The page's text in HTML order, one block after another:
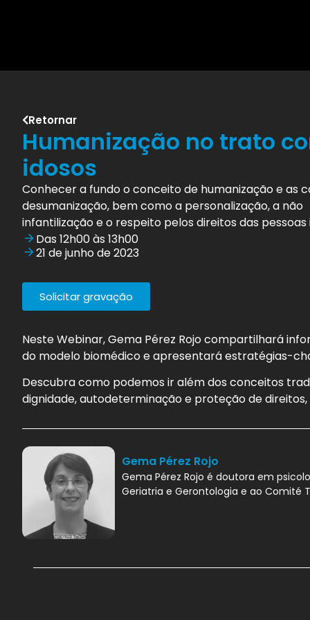
Retornar
Humanização no trato
idosos
Conhecer a fundo o conceito de humanização e as
desumanização, bem como a personalização, a não
infantilização e o respeito pelos direitos das pessoas
Das 12h00 às 13h00
21 de junho de 2023
Solicitar gravação
Neste Webinar, Gema Pérez Rojo compartilhará
do modelo biomédico e apresentará estratégias-
Descubra como podemos ir além dos conceitos
dignidade, autodeterminação e proteção de
Gema Pérez Rojo
Gema Pérez Rojo é doutora em
Geriatria e Gerontologia e ao Comité